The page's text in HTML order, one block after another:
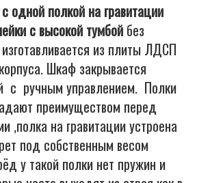
одной полкой на гравитации
с высокой тумбой без
изготавливается из плиты ЛДСП
Шкаф закрывается
с ручным управлением. Полки
преимуществом перед
,полка на гравитации устроена
под собственным весом
у такой полки нет пружин и